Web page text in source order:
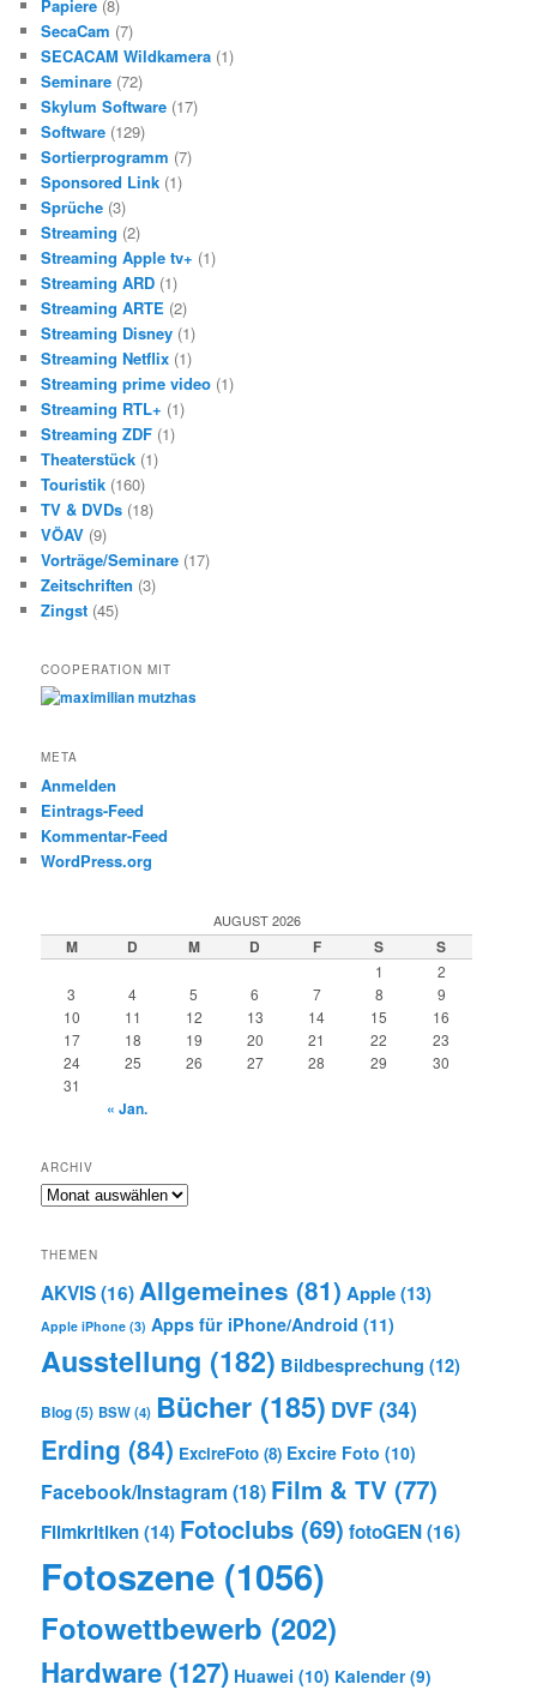
Papiere (8)
SecaCam (7)
SECACAM Wildkamera (1)
Seminare (72)
Skylum Software (17)
Software (129)
Sortierprogramm (7)
Sponsored Link (1)
Sprüche (3)
Streaming (2)
Streaming Apple tv+ (1)
Streaming ARD (1)
Streaming ARTE (2)
Streaming Disney (1)
Streaming Netflix (1)
Streaming prime video (1)
Streaming RTL+ (1)
Streaming ZDF (1)
Theaterstück (1)
Touristik (160)
TV & DVDs (18)
VÖAV (9)
Vorträge/Seminare (17)
Zeitschriften (3)
Zingst (45)
COOPERATION MIT
META
Anmelden
Eintrags-Feed
Kommentar-Feed
WordPress.org
AUGUST 2026
M D M D F S S
1
2
3
4 5 6 7 8
9
10
11 12 13 14 15
16
17
18 19 20 21 22
23
24
25 26 27 28 29
30
31
« Jan.
ARCHIV
Archiv
THEMEN
AKVIS(16) Allgemeines (81) Apple(13)
Apple iPhone (3) Apps für iPhone/Android (11)
Ausstellung (182) Bildbesprechung (12)
Blog(5) BSW(4) Bücher (185) DVF (34)
Erding (84) ExcireFoto (8) Excire Foto (10)
Facebook/Instagram (18) Film & TV (77)
Filmkritiken(14) Fotoclubs (69) fotoGEN(16)
Fotoszene (1056)
Fotowettbewerb (202)
Hardware (127) Huawei (10) Kalender (9)